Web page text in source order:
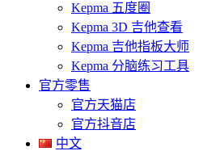
Kepma 五度圈
Kepma 3D 吉他查看
Kepma 吉他指板大师
Kepma 分脑练习工具
官方零售
官方天猫店
官方抖音店
中文